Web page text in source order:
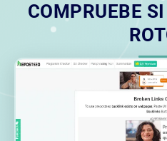
COMPRUEBE